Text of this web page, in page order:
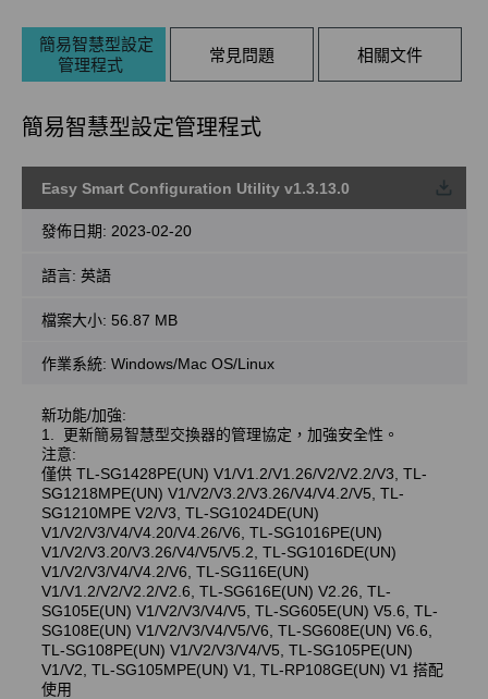
簡易智慧型設定
管理程式
常見問題 相關文件
簡易智慧型設定管理程式
Easy Smart Configuration Utility v1.3.13.0
發佈日期: 2023-02-20
語言: 英語
檔案大小: 56.87 MB
作業系統: Windows/Mac OS/Linux
新功能/加強:
1. 更新簡易智慧型交換器的管理協定，加強安全性。
注意:
僅供 TL-SG1428PE(UN) V1/V1.2/V1.26/V2/V2.2/V3, TL-
SG1218MPE(UN) V1/V2/V3.2/V3.26/V4/V4.2/V5, TL-
SG1210MPE V2/V3, TL-SG1024DE(UN)
V1/V2/V3/V4/V4.20/V4.26/V6, TL-SG1016PE(UN)
V1/V2/V3.20/V3.26/V4/V5/V5.2, TL-SG1016DE(UN)
V1/V2/V3/V4/V4.2/V6, TL-SG116E(UN)
V1/V1.2/V2/V2.2/V2.6, TL-SG616E(UN) V2.26, TL-
SG105E(UN) V1/V2/V3/V4/V5, TL-SG605E(UN) V5.6, TL-
SG108E(UN) V1/V2/V3/V4/V5/V6, TL-SG608E(UN) V6.6,
TL-SG108PE(UN) V1/V2/V3/V4/V5, TL-SG105PE(UN)
V1/V2, TL-SG105MPE(UN) V1, TL-RP108GE(UN) V1 搭配
使用